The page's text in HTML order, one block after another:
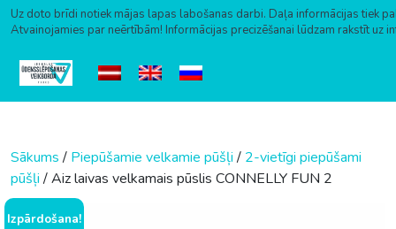
Uz doto brīdi notiek mājas lapas labošanas darbi. Daļa informācijas tiek
Atvainojamies par neērtībām! Informācijas precizēšanai lūdzam rakstīt uz
Sākums/ Piepūšamie velkamie pūšļi/ 2-vietīgi piepūšami
pūšļi/ Aiz laivas velkamais pūslis CONNELLY FUN 2
Izpārdošana!